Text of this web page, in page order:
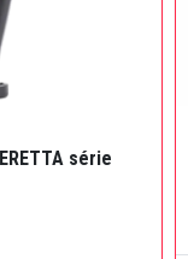
série